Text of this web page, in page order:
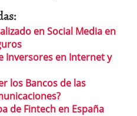
en Social Media en
Inversores en Internet y
los Bancos de las
de Fintech en España